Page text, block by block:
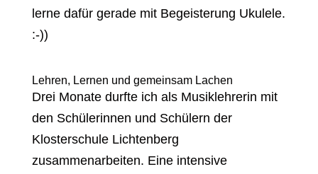
lerne dafür gerade mit Begeisterung Ukulele.
:-))
Lehren, Lernen und gemeinsam Lachen
Drei Monate durfte ich als Musiklehrerin mit
den Schülerinnen und Schülern der
Klosterschule Lichtenberg
zusammenarbeiten. Eine intensive